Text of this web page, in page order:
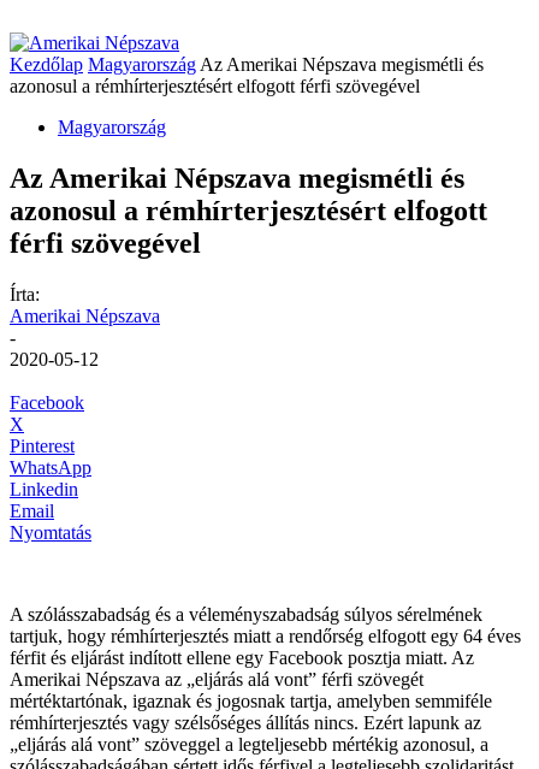
Kezdőlap Magyarország Az Amerikai Népszava megismétli és
azonosul a rémhírterjesztésért elfogott férfi szövegével
Magyarország
Az Amerikai Népszava megismétli és
azonosul a rémhírterjesztésért elfogott
férfi szövegével
Írta:
Amerikai Népszava
-
2020-05-12
Facebook
X
Pinterest
WhatsApp
Linkedin
Email
Nyomtatás
A szólásszabadság és a véleményszabadság súlyos sérelmének
tartjuk, hogy rémhírterjesztés miatt a rendőrség elfogott egy 64 éves
férfit és eljárást indított ellene egy Facebook posztja miatt. Az
Amerikai Népszava az „eljárás alá vont” férfi szövegét
mértéktartónak, igaznak és jogosnak tartja, amelyben semmiféle
rémhírterjesztés vagy szélsőséges állítás nincs. Ezért lapunk az
„eljárás alá vont” szöveggel a legteljesebb mértékig azonosul, a